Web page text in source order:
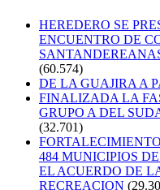
HEREDERO SE
ENCUENTRO DE
(60.574)
DE LA GUAJIRA A
FINALIZADA LA
GRUPO A DEL
(32.701)
484 MUNICIPIOS
EL ACUERDO DE
RECREACION